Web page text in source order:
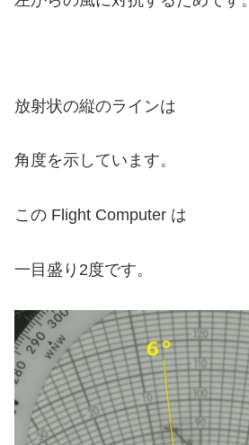
放射状の縦のラインは
角度を示しています。
この Flight Computer は
一目盛り2度です。